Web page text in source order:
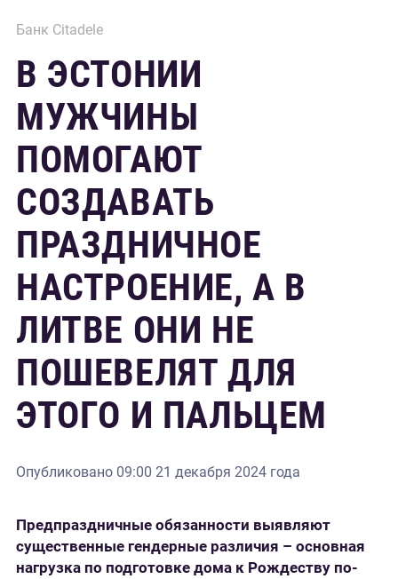
Банк Citadele
В ЭСТОНИИ
МУЖЧИНЫ
ПОМОГАЮТ
СОЗДАВАТЬ
ПРАЗДНИЧНОЕ
НАСТРОЕНИЕ, А В
ЛИТВЕ ОНИ НЕ
ПОШЕВЕЛЯТ ДЛЯ
ЭТОГО И ПАЛЬЦЕМ
Опубликовано 09:00 21 декабря 2024 года
Предпраздничные обязанности выявляют
существенные гендерные различия – основная
нагрузка по подготовке дома к Рождеству по-